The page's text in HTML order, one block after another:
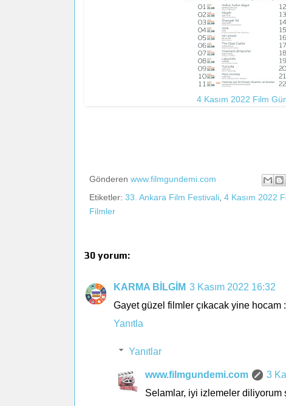
4 Kasım 2022 Film
Gönderen www.filmgundemi.com
Etiketler: 33. Ankara Film Festivali 4 Kasım 2022
Filmler
30 yorum:
KARMA BİLGİM 3 Kasım 2022 16:32
Gayet güzel filmler çıkacak yine hocam
Yanıtla
Yanıtlar
www.filmgundemi.com
3
Selamlar, iyi izlemeler diliyorum